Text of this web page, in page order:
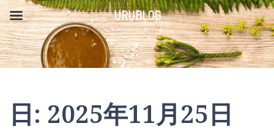
コ
ン
テ
ン
日: 2025年11月25日
URUBLOG